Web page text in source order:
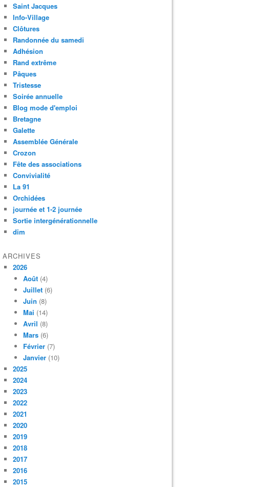
Saint Jacques
Info-Village
Clôtures
Randonnée du samedi
Adhésion
Rand extrême
Pâques
Tristesse
Soirée annuelle
Blog mode d'emploi
Bretagne
Galette
Assemblée Générale
Crozon
Fête des associations
Convivialité
La 91
Orchidées
journée et 1-2 journée
Sortie intergénérationnelle
dim
ARCHIVES
2026
Août (4)
Juillet (6)
Juin (8)
Mai (14)
Avril (8)
Mars (6)
Février (7)
Janvier (10)
2025
2024
2023
2022
2021
2020
2019
2018
2017
2016
2015